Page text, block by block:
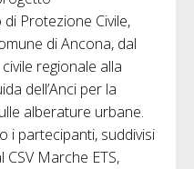
Protezione Civile,
di Ancona, dal
regionale alla
dell’Anci per la
alberature urbane.
i partecipanti, suddivisi
Marche ETS,